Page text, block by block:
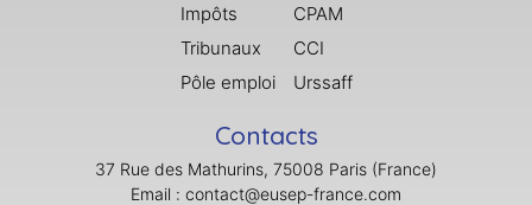
Impôts
Tribunaux
Pôle emploi
CPAM
CCI
Urssaff
Contacts
37 Rue des Mathurins, 75008 Paris (France)
Email : contact@eusep-france.com